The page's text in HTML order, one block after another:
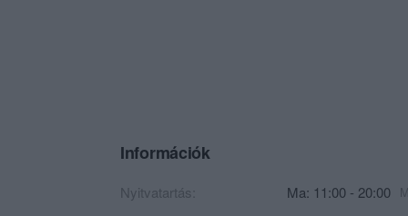
Információk
Nyitvatartás: Ma: 11:00 - 20:00